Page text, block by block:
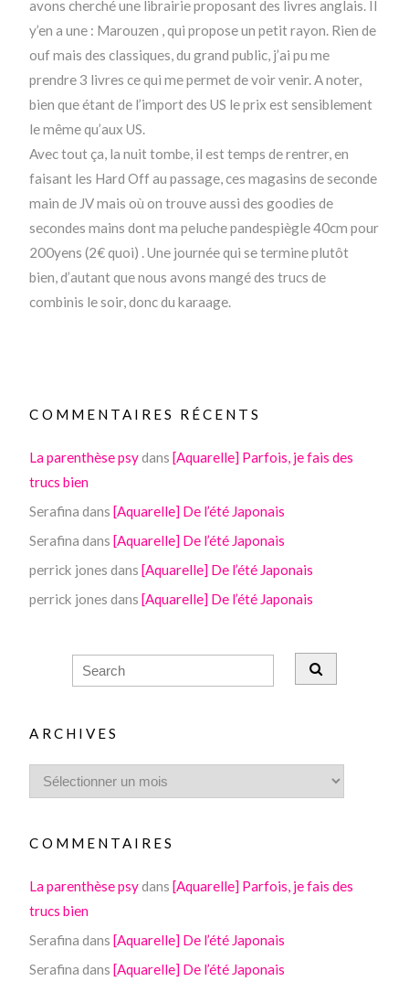
avons cherché une librairie proposant des livres anglais. Il
y’en a une : Marouzen , qui propose un petit rayon. Rien de
ouf mais des classiques, du grand public, j’ai pu me
prendre 3 livres ce qui me permet de voir venir. A noter,
bien que étant de l’import des US le prix est sensiblement
le même qu’aux US.
Avec tout ça, la nuit tombe, il est temps de rentrer, en
faisant les Hard Off au passage, ces magasins de seconde
main de JV mais où on trouve aussi des goodies de
secondes mains dont ma peluche pandespiègle 40cm pour
200yens (2€ quoi) . Une journée qui se termine plutôt
bien, d’autant que nous avons mangé des trucs de
combinis le soir, donc du karaage.
COMMENTAIRES RÉCENTS
La parenthèse psydans [Aquarelle] Parfois, je fais des
trucs bien
Serafina dans [Aquarelle] De l’été Japonais
Serafina dans [Aquarelle] De l’été Japonais
perrick jones dans [Aquarelle] De l’été Japonais
perrick jones dans [Aquarelle] De l’été Japonais
ARCHIVES
COMMENTAIRES
La parenthèse psydans [Aquarelle] Parfois, je fais des
trucs bien
Serafina dans [Aquarelle] De l’été Japonais
Serafina dans [Aquarelle] De l’été Japonais